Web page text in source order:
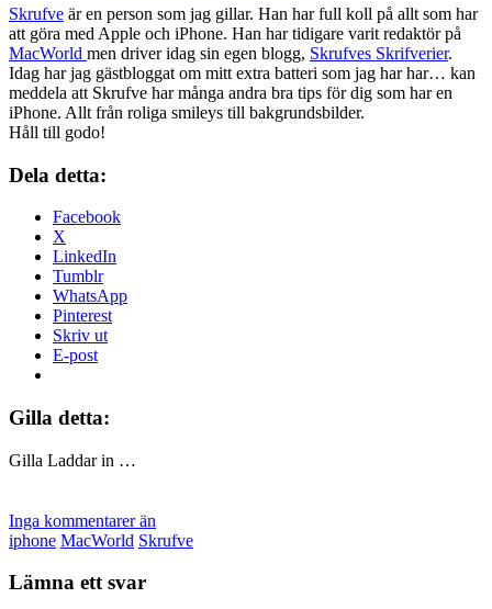
Skrufve är en person som jag gillar. Han har full koll på allt som har
att göra med Apple och iPhone. Han har tidigare varit redaktör på
MacWorld men driver idag sin egen blogg, Skrufves Skrifverier.
Idag har jag gästbloggat om mitt extra batteri som jag har har… kan
meddela att Skrufve har många andra bra tips för dig som har en
iPhone. Allt från roliga smileys till bakgrundsbilder.
Håll till godo!
Dela detta:
Facebook
X
LinkedIn
Tumblr
WhatsApp
Pinterest
Skriv ut
E-post
Gilla detta:
Gilla Laddar in …
Inga kommentarer än
iphone MacWorld Skrufve
Lämna ett svar